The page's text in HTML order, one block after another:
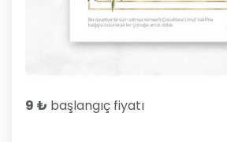
9 ₺ başlangıç fiyatı